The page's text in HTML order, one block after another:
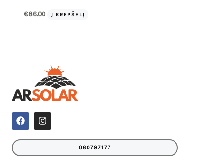
€86.00 Į KREPŠELĮ
F
a
c
e
I
n
s
t
060797177